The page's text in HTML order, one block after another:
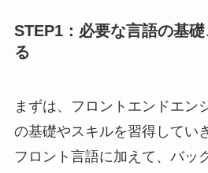
STEP1：必要な言語の基
る
まずは、フロントエンドエン
の基礎やスキルを習得してい
フロント言語に加えて、バッ